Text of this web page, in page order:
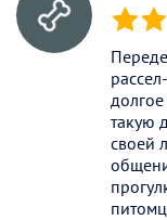
(*) (*)
такую
своей